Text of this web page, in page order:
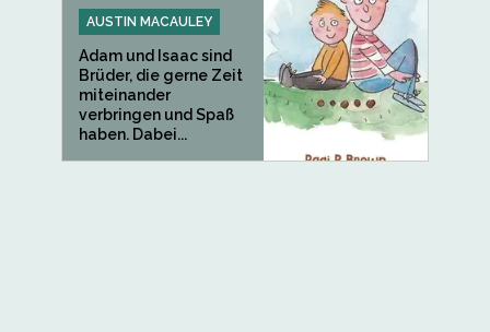
AUSTIN MACAULEY
Adam und Isaac sind
Brüder, die gerne Zeit
miteinander
verbringen und Spaß
haben. Dabei...